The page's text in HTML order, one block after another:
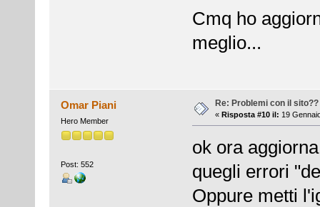
Cmq ho
meglio...
Omar Piani
Hero Member
Post: 552
Re: Problemi con il sito??
« Risposta #10 il: 19
ok ora
quegli errori
Oppure metti